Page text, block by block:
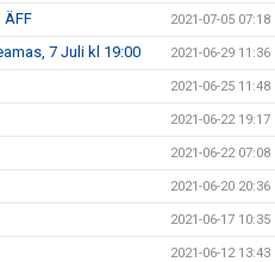
2021-07-05 07:18
7 Juli kl 19:00 2021-06-29 11:36
2021-06-25 11:48
2021-06-22 19:17
2021-06-22 07:08
2021-06-20 20:36
2021-06-17 10:35
2021-06-12 13:43